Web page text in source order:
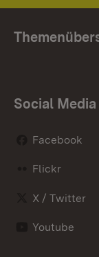
Social Media
Facebook
Flickr
X / Twitter
Youtube